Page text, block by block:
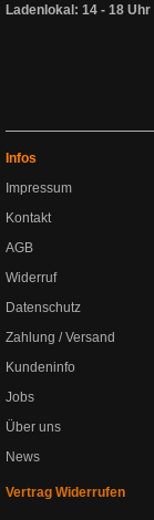
Ladenlokal: 14 - 18 Uhr
Infos
Impressum
Kontakt
AGB
Widerruf
Datenschutz
Zahlung / Versand
Kundeninfo
Jobs
Über uns
News
Vertrag Widerrufen